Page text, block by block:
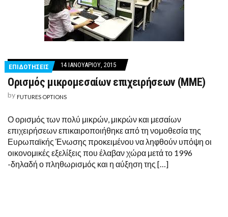
ΕΠΙΔΟΤΗΣΕΙΣ 14 ΙΑΝΟΥΑΡΊΟΥ, 2015
Ορισμός μικρομεσαίων επιχειρήσεων (ΜΜΕ)
by FUTURES OPTIONS
Ο ορισμός των πολύ μικρών, μικρών και μεσαίων
επιχειρήσεων επικαιροποιήθηκε από τη νομοθεσία της
Ευρωπαϊκής Ένωσης προκειμένου να ληφθούν υπόψη οι
οικονομικές εξελίξεις που έλαβαν χώρα μετά το 1996
-δηλαδή ο πληθωρισμός και η αύξηση της […]